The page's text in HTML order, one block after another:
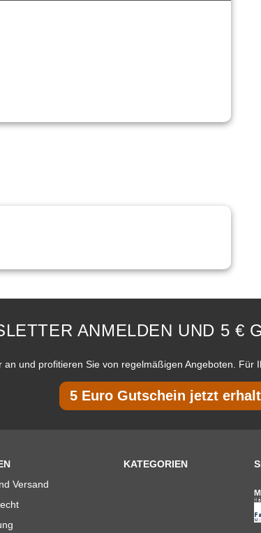
ANMELDEN UND 5 €
und profitieren Sie von regelmäßigen Angeboten. Für
5 Euro Gutschein jetzt
Versand
KATEGORIEN